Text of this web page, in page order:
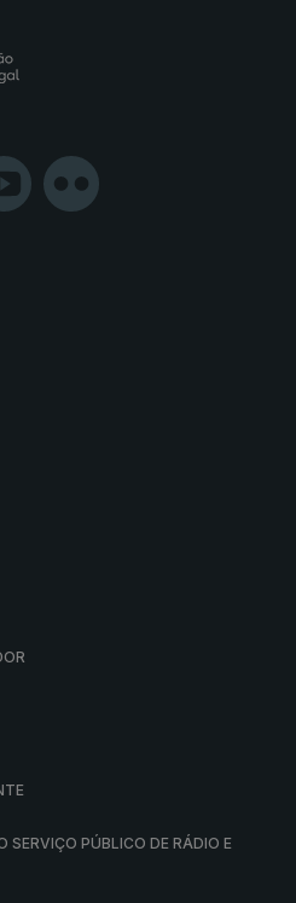
SERVIÇO PÚBLICO DE RÁDIO E